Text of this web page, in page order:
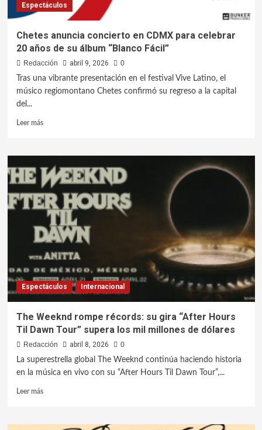
Espectáculos
Chetes anuncia concierto en CDMX para celebrar
20 años de su álbum “Blanco Fácil”
Redacción abril 9, 2026
0
Tras una vibrante presentación en el festival Vive Latino, el
músico regiomontano Chetes confirmó su regreso a la capital
del...
Leer más
Espectáculos Internacional
The Weeknd rompe récords: su gira “After Hours
Til Dawn Tour” supera los mil millones de dólares
Redacción abril 8, 2026
0
La superestrella global The Weeknd continúa haciendo historia
en la música en vivo con su “After Hours Til Dawn Tour”,...
Leer más